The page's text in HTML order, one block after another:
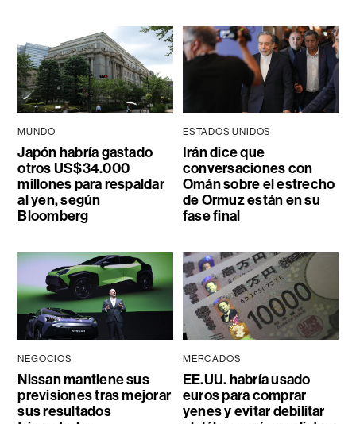
MUNDO
Japón habría gastado
otros US$34.000
millones para respaldar
al yen, según
Bloomberg
ESTADOS UNIDOS
Irán dice que
conversaciones con
Omán sobre el estrecho
de Ormuz están en su
fase final
NEGOCIOS
Nissan mantiene sus
previsiones tras mejorar
sus resultados
MERCADOS
EE.UU. habría usado
euros para comprar
yenes y evitar debilitar